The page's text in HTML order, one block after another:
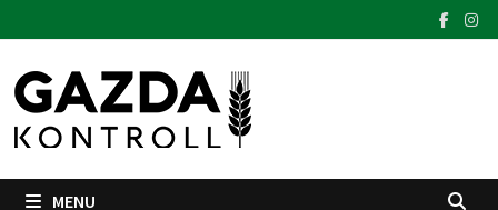
to
content
MENU